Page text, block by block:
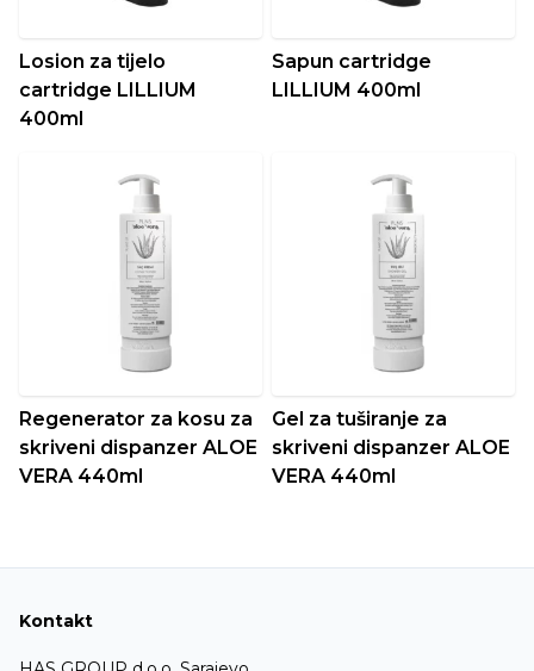
Losion za tijelo
cartridge LILLIUM
400ml
Sapun cartridge
LILLIUM 400ml
Regenerator za kosu za
skriveni dispanzer ALOE
VERA 440ml
Gel za tuširanje za
skriveni dispanzer ALOE
VERA 440ml
Kontakt